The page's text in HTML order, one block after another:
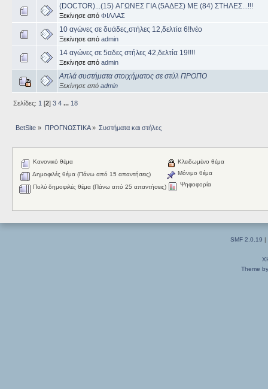
(DOCTOR)...(15) ΑΓΩΝΕΣ ΓΙΑ (5ΑΔΕΣ) ΜΕ (84) ΣΤΗΛΕΣ...!!!
Ξεκίνησε από ΦΙΛΛΑΣ
10 αγώνες σε δυάδες,στήλες 12,δελτία 6!!νέο
Ξεκίνησε από admin
14 αγώνες σε 5αδες στήλες 42,δελτία 19!!!!
Ξεκίνησε από admin
Απλά συστήματα στοιχήματος σε στύλ ΠΡΟΠΟ
Ξεκίνησε από admin
Σελίδες: 1 [2]3 4 ... 18
BetSite » ΠΡΟΓΝΩΣΤΙΚΑ» Συστήματα και στήλες
Κανονικό θέμα
Δημοφιλές θέμα (Πάνω από 15 απαντήσεις)
Πολύ δημοφιλές θέμα (Πάνω από 25 απαντήσεις)
Κλειδωμένο θέμα
Μόνιμο θέμα
Ψηφοφορία
SMF 2.0.19 |
Theme